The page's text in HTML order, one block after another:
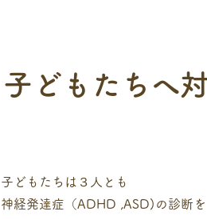
子どもたちへ
子どもたちは３人とも
神経発達症（ADHD
,ASD)の診断を